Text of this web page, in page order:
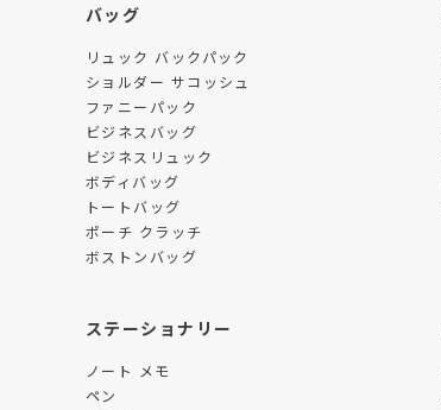
バッグ
リュック バックパック
ショルダー サコッシュ
ファニーパック
ビジネスバッグ
ビジネスリュック
ボディバッグ
トートバッグ
ポーチ クラッチ
ボストンバッグ
ステーショナリー
ノート メモ
ペン